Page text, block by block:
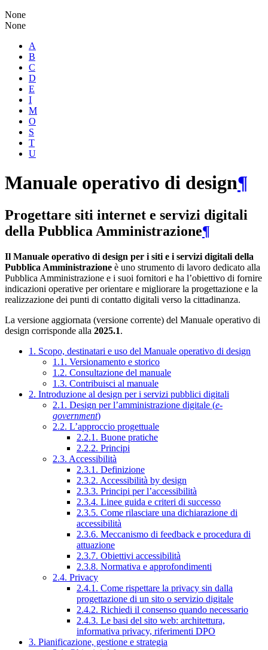
None
None
A
B
C
D
E
I
M
O
S
T
U
Manuale operativo di design¶
Progettare siti internet e servizi digitali
della Pubblica Amministrazione¶
Il Manuale operativo di design per i siti e i servizi digitali della
Pubblica Amministrazione è uno strumento di lavoro dedicato alla
Pubblica Amministrazione e i suoi fornitori e ha l’obiettivo di fornire
indicazioni operative per orientare e migliorare la progettazione e la
realizzazione dei punti di contatto digitali verso la cittadinanza.
La versione aggiornata (versione corrente) del Manuale operativo di
design corrisponde alla 2025.1.
1. Scopo, destinatari e uso del Manuale operativo di design
1.1. Versionamento e storico
1.2. Consultazione del manuale
1.3. Contribuisci al manuale
2. Introduzione al design per i servizi pubblici digitali
2.1. Design per l’amministrazione digitale (e-
government)
2.2. L’approccio progettuale
2.2.1. Buone pratiche
2.2.2. Principi
2.3. Accessibilità
2.3.1. Definizione
2.3.2. Accessibilità by design
2.3.3. Principi per l’accessibilità
2.3.4. Linee guida e criteri di successo
2.3.5. Come rilasciare una dichiarazione di
accessibilità
2.3.6. Meccanismo di feedback e procedura di
attuazione
2.3.7. Obiettivi accessibilità
2.3.8. Normativa e approfondimenti
2.4. Privacy
2.4.1. Come rispettare la privacy sin dalla
progettazione di un sito o servizio digitale
2.4.2. Richiedi il consenso quando necessario
2.4.3. Le basi del sito web: architettura,
informativa privacy, riferimenti DPO
3. Pianificazione, gestione e strategia